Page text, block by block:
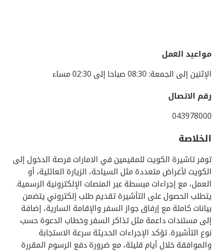
مواعيد العمل
الإثنين إلى الجمعة: 08:30 صباحا إلى 02:30 مساء
رقم الاتصال
043978000
الخلاصة
توفر تاشيرة الكويت للمقيمين في الامارات فرصة الدخول إلى
الكويت لأغراض متعددة مثل السياحة، الزيارة العائلية، أو
العمل، مع إجراءات مبسطة عبر المنصات الإلكترونية الرسمية.
يتطلب الحصول على التأشيرة تقديم طلب إلكتروني يتضمن
بيانات كاملة مع إرفاق جواز السفر والإقامة السارية، إضافة
إلى مستندات داعمة مثل تذاكر السفر وخطاب الدعوة حسب
نوع التأشيرة. تؤكد الإجراءات الحديثة سرعة الاستجابة
والموافقة خلال أيام قليلة، مع ضرورة دفع الرسوم المقررة